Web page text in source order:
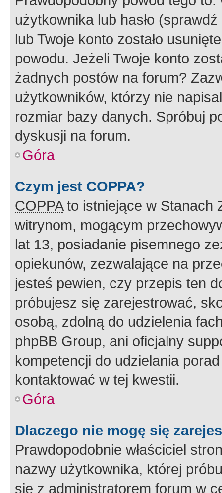
użytkownika lub hasło
lub Twoje konto zostało
powodu. Jeżeli Twoje konto
żadnych postów na forum?
użytkowników, którzy nie
rozmiar bazy danych. Spróbuj
dyskusji na forum.
Góra
Czym jest COPPA?
COPPAto istniejące w Stanach
witrynom, mogącym
lat 13, posiadanie pisemnego
opiekunów, zezwalające na
jesteś pewien, czy przepis ten
próbujesz się zarejestrować,
osobą, zdolną do udzielenia
phpBB Group, ani oficjalny
kompetencji do udzielania
kontaktować w tej kwestii.
Góra
Dlaczego nie mogę się
Prawdopodobnie właściciel
nazwy użytkownika, której
się z administratorem forum w